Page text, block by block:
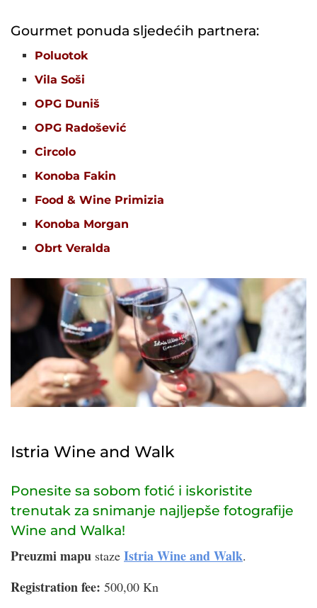
Gourmet ponuda sljedećih partnera:
Poluotok
Vila Soši
OPG Duniš
OPG Radošević
Circolo
Konoba Fakin
Food & Wine Primizia
Konoba Morgan
Obrt Veralda
Istria Wine and Walk
Ponesite sa sobom fotić i iskoristite
trenutak za snimanje najljepše fotografije
Wine and Walka!
Preuzmi mapu staze Istria Wine and Walk.
Registration fee: 500,00 Kn